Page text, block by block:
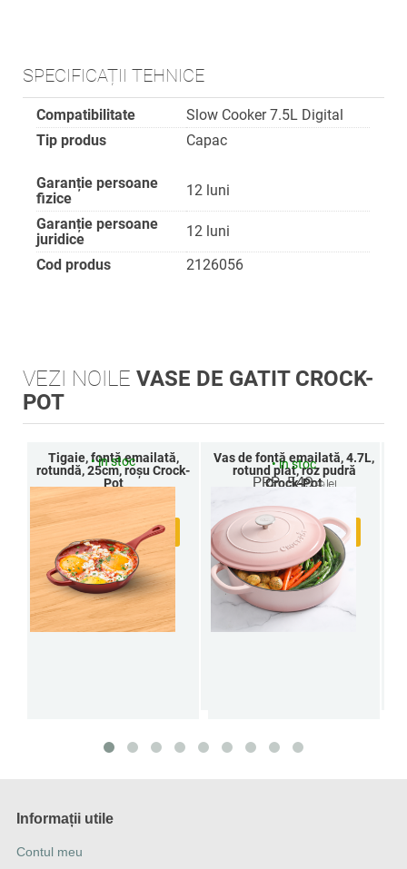
SPECIFICAȚII TEHNICE
Compatibilitate
Slow Cooker 7.5L Digital
Tip produs
Capac
Garanție persoane
fizice
12 luni
Garanție persoane
juridice
12 luni
Cod produs
2126056
VEZI NOILEVASE DE GATIT CROCK-
POT
Tigaie, fontă emailată,
rotundă, 25cm, roșu Crock-
Pot
(3)
•in stoc
299,99 lei
Adauga in cos
Vas de fontă emailată, 4.7L,
rotund plat, roz pudră
Crock-Pot
•in stoc
PRP: 549,99lei
299,99
Adauga in cos
Informații utile
Contul meu